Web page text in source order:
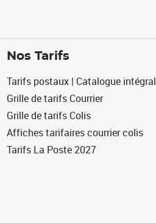
Nos Tarifs
Tarifs postaux | Catalogue intégral
Grille de tarifs Courrier
Grille de tarifs Colis
Affiches tarifaires courrier colis
Tarifs La Poste 2027